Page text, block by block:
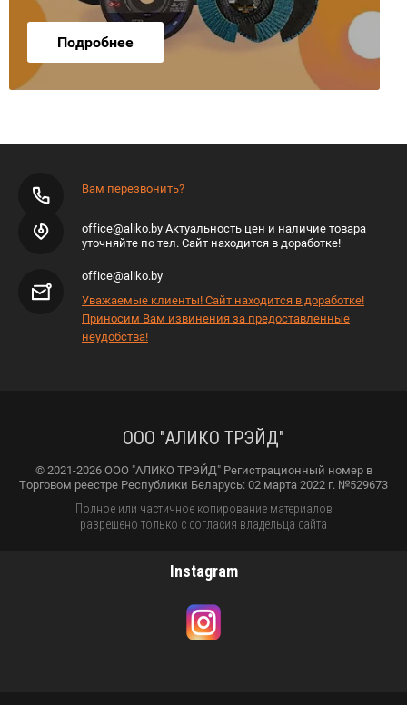
Подробнее
Вам перезвонить?
office@aliko.by Актуальность цен и наличие товара
уточняйте по тел. Сайт находится в доработке!
office@aliko.by
Уважаемые клиенты! Сайт находится в доработке!
Приносим Вам извинения за предоставленные
неудобства!
ООО "АЛИКО ТРЭЙД"
© 2021-2026 ООО "АЛИКО ТРЭЙД" Регистрационный номер в
Торговом реестре Республики Беларусь: 02 марта 2022 г. №529673
Полное или частичное копирование материалов
разрешено только с согласия владельца сайта
Instagram